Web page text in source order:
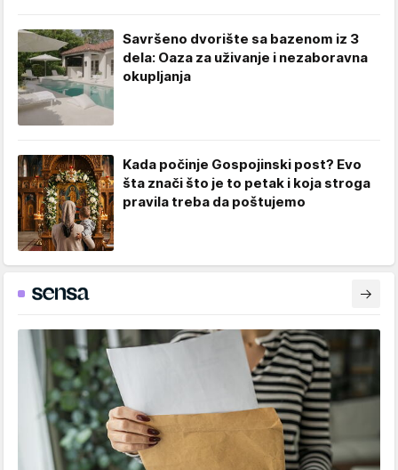
Savršeno dvorište sa bazenom iz 3
dela: Oaza za uživanje i nezaboravna
okupljanja
Kada počinje Gospojinski post? Evo
šta znači što je to petak i koja stroga
pravila treba da poštujemo